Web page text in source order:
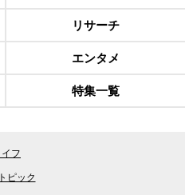
リサーチ
エンタメ
特集一覧
イフ
ピック